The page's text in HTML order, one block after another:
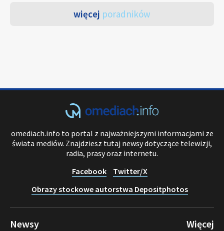
więcej poradników
omediach.info to portal z najważniejszymi informacjami ze
świata mediów. Znajdziesz tutaj newsy dotyczące telewizji,
radia, prasy oraz internetu.
Facebook
Twitter/X
Obrazy stockowe autorstwa Depositphotos
Newsy Więcej